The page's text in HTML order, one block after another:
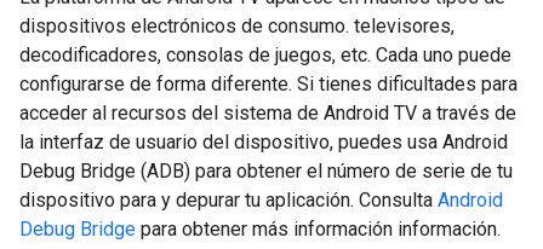
dispositivos electrónicos de consumo. televisores,
decodificadores, consolas de juegos, etc. Cada uno puede
configurarse de forma diferente. Si tienes dificultades para
acceder al recursos del sistema de Android TV a través de
la interfaz de usuario del dispositivo, puedes usa Android
Debug Bridge (ADB) para obtener el número de serie de tu
dispositivo para y depurar tu aplicación. Consulta Android
Debug Bridge para obtener más información información.